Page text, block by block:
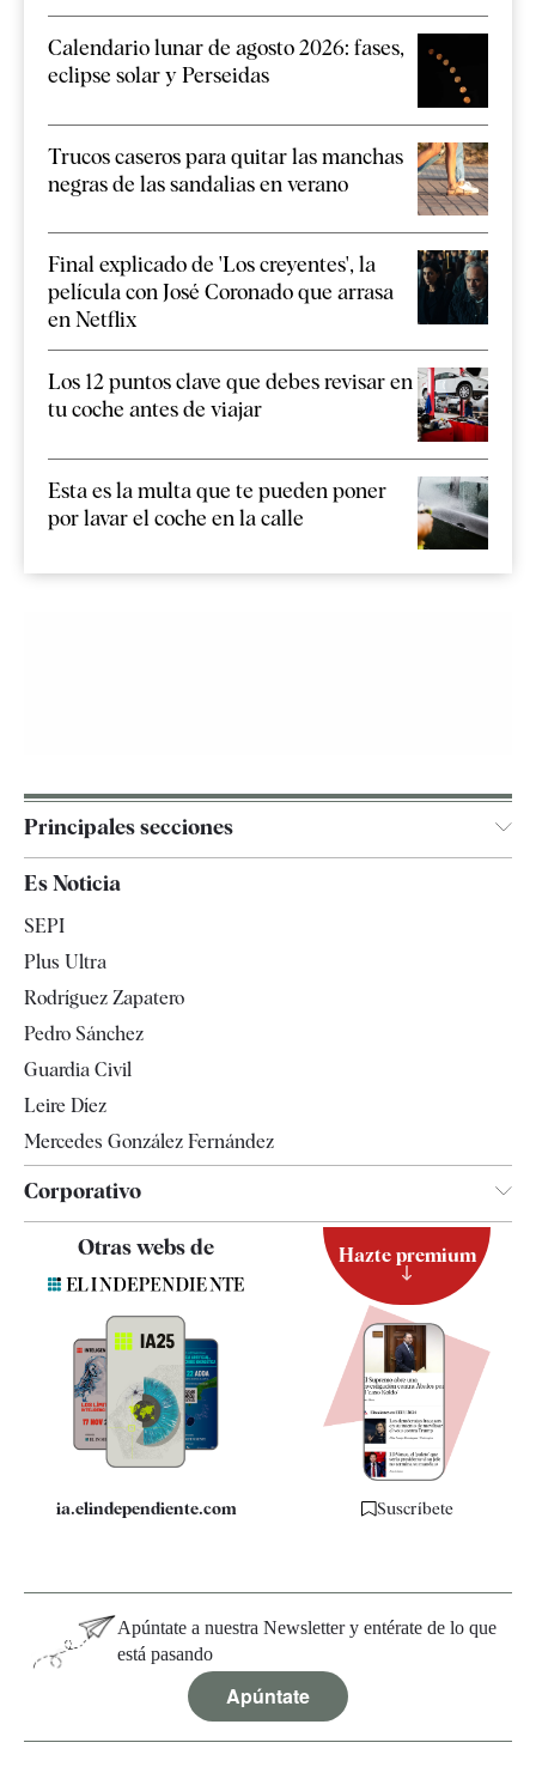
Calendario lunar de agosto 2026: fases,
eclipse solar y Perseidas
Trucos caseros para quitar las manchas
negras de las sandalias en verano
Final explicado de 'Los creyentes', la
película con José Coronado que arrasa
en Netflix
Los 12 puntos clave que debes revisar en
tu coche antes de viajar
Esta es la multa que te pueden poner
por lavar el coche en la calle
Principales secciones
España
Televisión
Es Noticia
SEPI
Plus Ultra
Rodríguez Zapatero
Pedro Sánchez
Guardia Civil
Leire Díez
Mercedes González Fernández
Corporativo
Contacto
Quiénes somos
Especificaciones
Otras webs de
ia.elindependiente.com
Hazte premium
Suscríbete
Apúntate a nuestra Newsletter y entérate de lo que
está pasando
Apúntate